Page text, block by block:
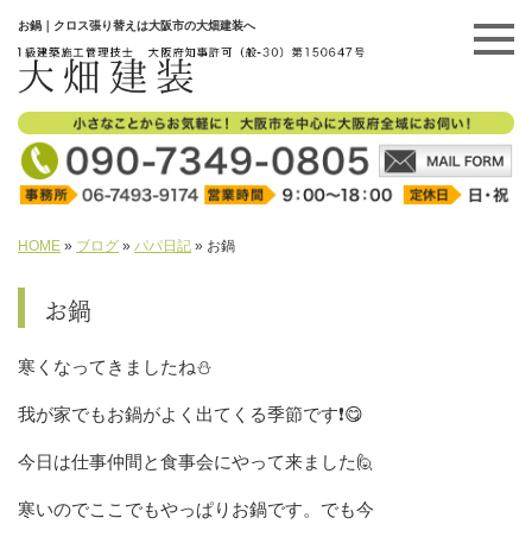
お鍋｜クロス張り替えは大阪市の大畑建装へ
HOME » ブログ » パパ日記 » お鍋
お鍋
寒くなってきましたね⛄
我が家でもお鍋がよく出てくる季節です❗😋
今日は仕事仲間と食事会にやって来ました🙋
寒いのでここでもやっぱりお鍋です。でも今